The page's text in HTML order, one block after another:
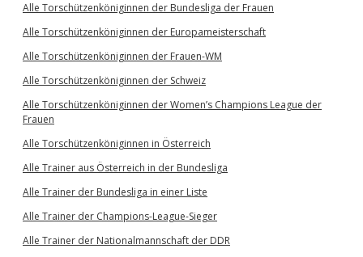
Alle Torschützenköniginnen der Bundesliga der Frauen
Alle Torschützenköniginnen der Europameisterschaft
Alle Torschützenköniginnen der Frauen-WM
Alle Torschützenköniginnen der Schweiz
Alle Torschützenköniginnen der Women’s Champions League der
Frauen
Alle Torschützenköniginnen in Österreich
Alle Trainer aus Österreich in der Bundesliga
Alle Trainer der Bundesliga in einer Liste
Alle Trainer der Champions-League-Sieger
Alle Trainer der Nationalmannschaft der DDR